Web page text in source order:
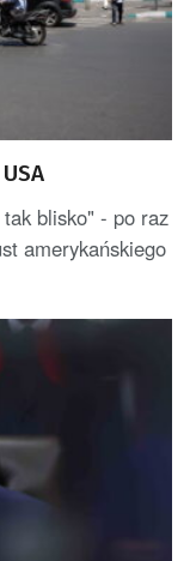
blisko" - po raz
amerykańskiego